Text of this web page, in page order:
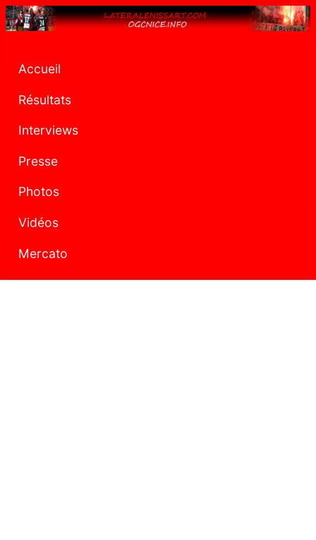
Accueil
Résultats
Interviews
Presse
Photos
Vidéos
Mercato